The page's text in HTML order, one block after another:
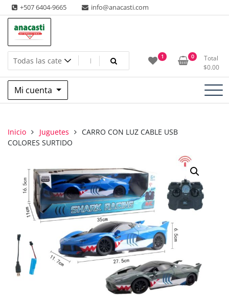
Saltar
al
contenido
+507 6404-9665 info@anacasti.com
Anacasti Internacional SA
Ventas de productos al por mayor de flores y plantas. juguetes,
navidad, religioso y adornos
1 0
Total
$0.00
Mi cuenta
Inicio Juguetes
CARRO CON LUZ CABLE USB
COLORES SURTIDO